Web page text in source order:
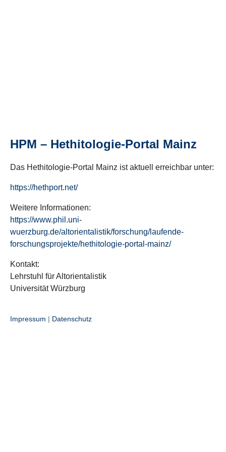
HPM – Hethitologie-Portal Mainz
Das Hethitologie-Portal Mainz ist aktuell erreichbar unter:
https://hethport.net/
Weitere Informationen:
https://www.phil.uni-
wuerzburg.de/altorientalistik/forschung/laufende-
forschungsprojekte/hethitologie-portal-mainz/
Kontakt:
Lehrstuhl für Altorientalistik
Universität Würzburg
Impressum | Datenschutz